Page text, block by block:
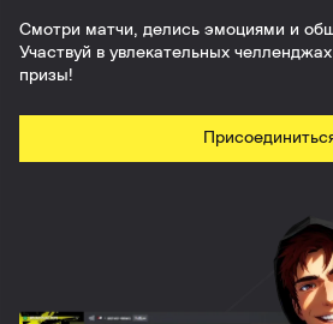
Смотри матчи, делись эмоциями и
Участвуй в увлекательных
призы!